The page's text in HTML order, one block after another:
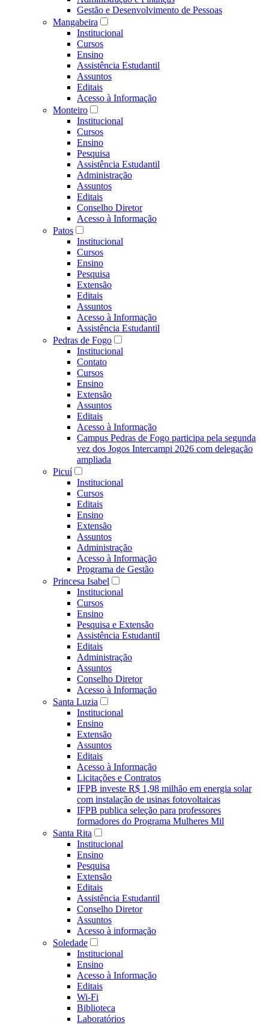
Gestão e Desenvolvimento de Pessoas
Mangabeira
Institucional
Cursos
Ensino
Assistência Estudantil
Assuntos
Editais
Acesso à Informação
Monteiro
Institucional
Cursos
Ensino
Pesquisa
Assistência Estudantil
Administração
Assuntos
Editais
Conselho Diretor
Acesso à Informação
Patos
Institucional
Cursos
Ensino
Pesquisa
Extensão
Editais
Assuntos
Acesso à Informação
Assistência Estudantil
Pedras de Fogo
Institucional
Contato
Cursos
Ensino
Extensão
Assuntos
Editais
Acesso à Informação
Campus Pedras de Fogo participa pela segunda
vez dos Jogos Intercampi 2026 com delegação
ampliada
Picuí
Institucional
Cursos
Editais
Ensino
Extensão
Assuntos
Administração
Acesso à Informação
Programa de Gestão
Princesa Isabel
Institucional
Cursos
Ensino
Pesquisa e Extensão
Assistência Estudantil
Editais
Administração
Assuntos
Conselho Diretor
Acesso à Informação
Santa Luzia
Institucional
Ensino
Extensão
Assuntos
Editais
Acesso à Informação
Licitações e Contratos
IFPB investe R$ 1,98 milhão em energia solar
com instalação de usinas fotovoltaicas
IFPB publica seleção para professores
formadores do Programa Mulheres Mil
Santa Rita
Institucional
Ensino
Pesquisa
Extensão
Editais
Assistência Estudantil
Conselho Diretor
Assuntos
Acesso à informação
Soledade
Institucional
Ensino
Acesso à Informação
Editais
Wi-Fi
Biblioteca
Laboratórios